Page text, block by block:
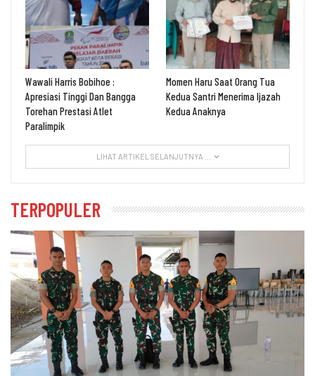
Wawali Harris Bobihoe :
Apresiasi Tinggi Dan Bangga
Torehan Prestasi Atlet
Paralimpik
Momen Haru Saat Orang Tua
Kedua Santri Menerima Ijazah
Kedua Anaknya
LIHAT ARTIKEL SELANJUTNYA ...
TERPOPULER